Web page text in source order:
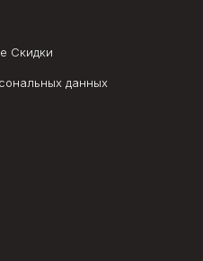
Скидки
данных